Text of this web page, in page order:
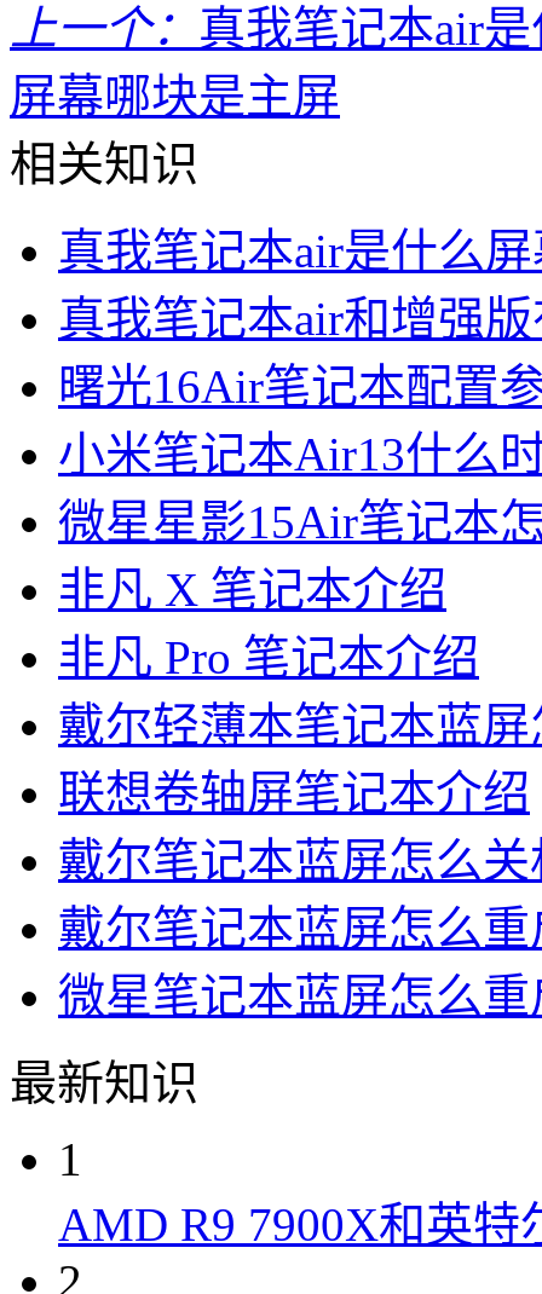
上一个： 真我笔记本air
屏幕哪块是主屏
相关知识
真我笔记本air是什么
真我笔记本air和增强
曙光16Air笔记本配置
小米笔记本Air13什么
微星星影15Air笔记本
非凡 X 笔记本介绍
非凡 Pro 笔记本介绍
戴尔轻薄本笔记本蓝
联想卷轴屏笔记本介绍
戴尔笔记本蓝屏怎么关
戴尔笔记本蓝屏怎么重
微星笔记本蓝屏怎么重
最新知识
1
AMD R9 7900X和英特
2